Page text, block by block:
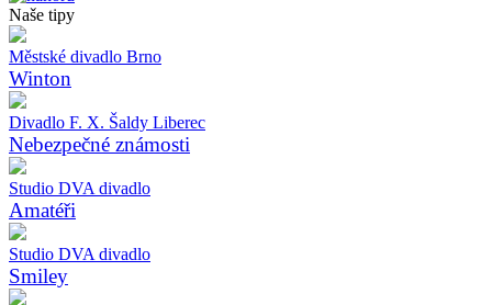
Naše tipy
Městské divadlo Brno
Winton
Divadlo F. X. Šaldy Liberec
Nebezpečné známosti
Studio DVA divadlo
Amatéři
Studio DVA divadlo
Smiley